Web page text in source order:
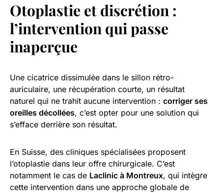
Otoplastie et discrétion :
l’intervention qui passe
inaperçue
Une cicatrice dissimulée dans le sillon rétro-
auriculaire, une récupération courte, un résultat
naturel qui ne trahit aucune intervention : corriger ses
oreilles décollées, c’est opter pour une solution qui
s’efface derrière son résultat.
En Suisse, des cliniques spécialisées proposent
l’otoplastie dans leur offre chirurgicale. C’est
notamment le cas de Laclinic à Montreux, qui intègre
cette intervention dans une approche globale de